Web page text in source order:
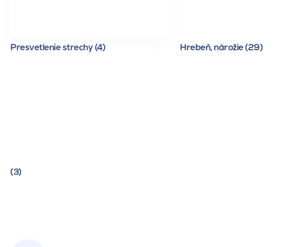
Presvetlenie strechy (4) Hrebeň, nárožie (29)
(3)